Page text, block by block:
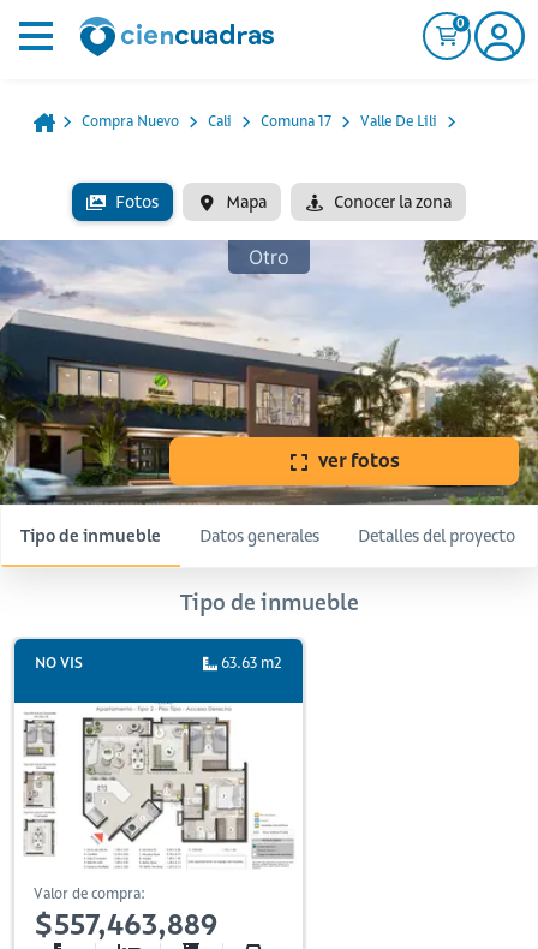
0
Compra Nuevo Cali Comuna 17 Valle De Lili
Fotos Mapa Conocer la zona
Otro
ver fotos
Tipo de inmueble Datos generales Detalles del proyecto
Tipo de inmueble
NO VIS 63.63 m2
Valor de compra:
$557,463,889